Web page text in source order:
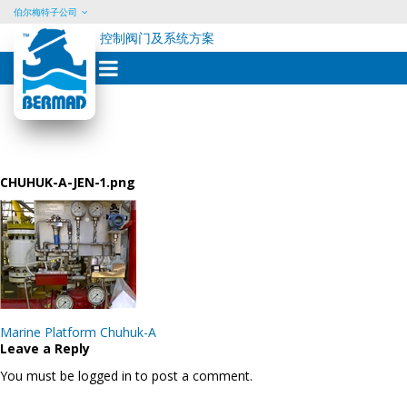
Skip
content
伯尔梅特子公司
控制阀门及系统方案
CHUHUK-A-JEN-1.png
Post
navigation
Marine Platform Chuhuk-A
Leave a Reply
You must be logged in to post a comment.